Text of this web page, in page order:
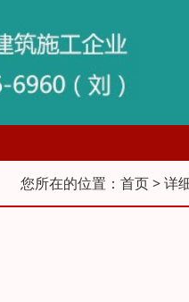
您所在的位置： 首页> 详